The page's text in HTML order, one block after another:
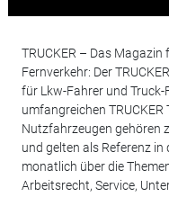
TRUCKER – Das
Fernverkehr: Der
für Lkw-Fahrer und
umfangreichen
Nutzfahrzeugen gehören
und gelten als Referenz in
monatlich über die
Arbeitsrecht, Service,